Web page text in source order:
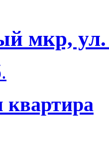
мкр,
квартира